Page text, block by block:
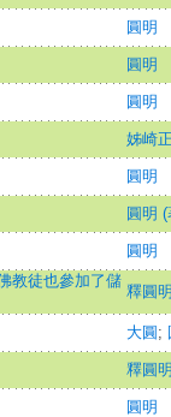
圓明
圓明
圓明
姊崎
圓明
圓明 (
圓明
教徒也參加了儲
釋圓
大圓 ;
釋圓
圓明